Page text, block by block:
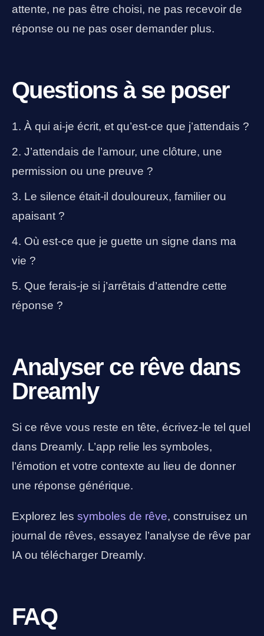
attente, ne pas être choisi, ne pas recevoir de
réponse ou ne pas oser demander plus.
Questions à se poser
À qui ai-je écrit, et qu’est-ce que j’attendais ?
J’attendais de l’amour, une clôture, une
permission ou une preuve ?
Le silence était-il douloureux, familier ou
apaisant ?
Où est-ce que je guette un signe dans ma
vie ?
Que ferais-je si j’arrêtais d’attendre cette
réponse ?
Analyser ce rêve dans
Dreamly
Si ce rêve vous reste en tête, écrivez-le tel quel
dans Dreamly. L’app relie les symboles,
l’émotion et votre contexte au lieu de donner
une réponse générique.
Explorez les symboles de rêve, construisez un
journal de rêves, essayez l’analyse de rêve par
IA ou télécharger Dreamly.
FAQ